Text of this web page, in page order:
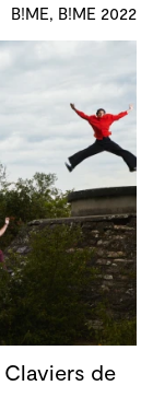
B!ME, B!ME 2022
de